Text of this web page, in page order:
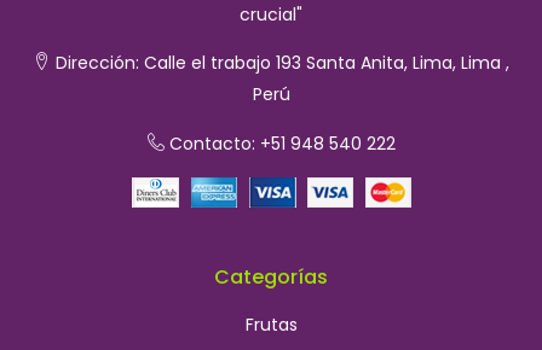
crucial"
Dirección: Calle el trabajo 193 Santa Anita, Lima, Lima ,
Perú
Contacto: +51 948 540 222
Categorías
Frutas